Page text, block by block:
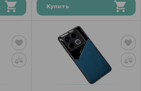
Купить